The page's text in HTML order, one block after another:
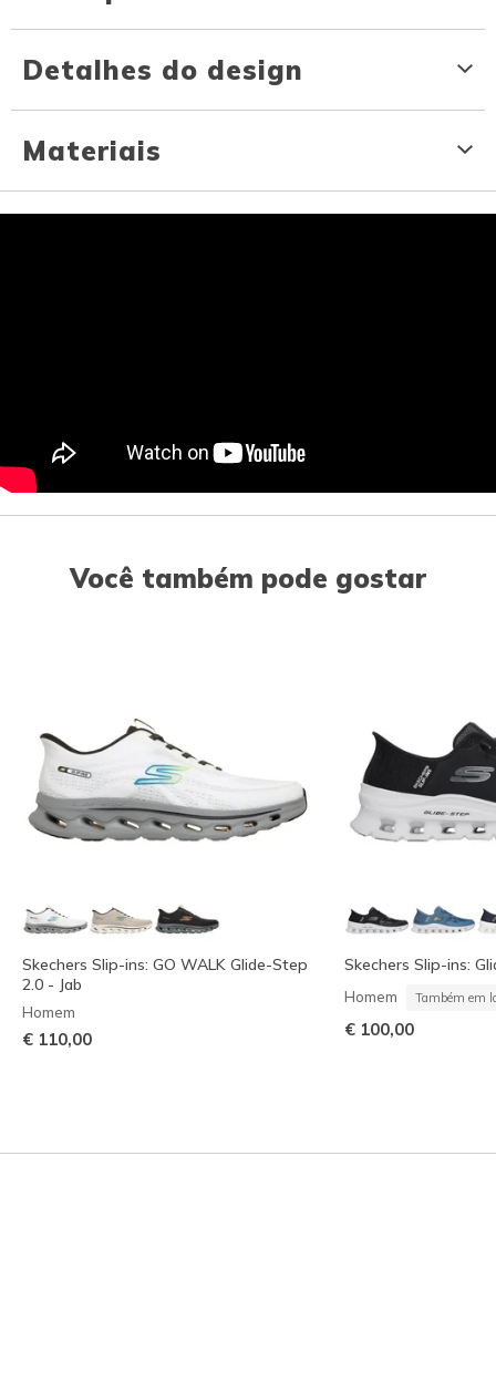
Detalhes do design
Materiais
Você também pode gostar
Skechers Slip-ins: GO WALK Glide-Step
2.0 - Jab
Homem
€ 110,00
Skechers Slip-ins:
Homem Também em
€ 100,00